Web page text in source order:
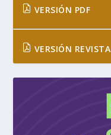
VERSIÓN PDF
VERSIÓN REVISTA